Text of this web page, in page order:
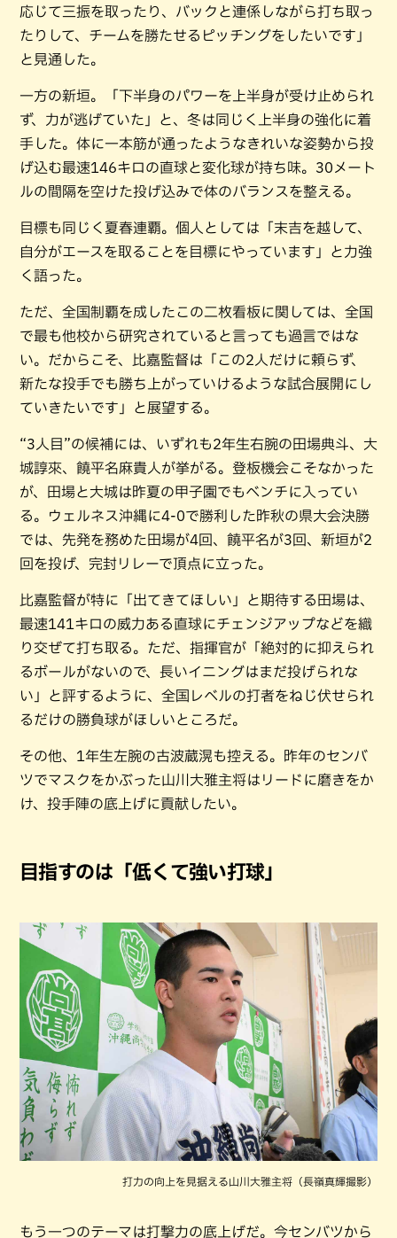
応じて三振を取ったり、バックと連係しながら打ち取っ
たりして、チームを勝たせるピッチングをしたいです」
と見通した。
一方の新垣。「下半身のパワーを上半身が受け止められ
ず、力が逃げていた」と、冬は同じく上半身の強化に着
手した。体に一本筋が通ったようなきれいな姿勢から投
げ込む最速146キロの直球と変化球が持ち味。30メート
ルの間隔を空けた投げ込みで体のバランスを整える。
目標も同じく夏春連覇。個人としては「末吉を越して、
自分がエースを取ることを目標にやっています」と力強
く語った。
ただ、全国制覇を成したこの二枚看板に関しては、全国
で最も他校から研究されていると言っても過言ではな
い。だからこそ、比嘉監督は「この2人だけに頼らず、
新たな投手でも勝ち上がっていけるような試合展開にし
ていきたいです」と展望する。
“3人目”の候補には、いずれも2年生右腕の田場典斗、大
城諄來、饒平名麻貴人が挙がる。登板機会こそなかった
が、田場と大城は昨夏の甲子園でもベンチに入ってい
る。ウェルネス沖縄に4-0で勝利した昨秋の県大会決勝
では、先発を務めた田場が4回、饒平名が3回、新垣が2
回を投げ、完封リレーで頂点に立った。
比嘉監督が特に「出てきてほしい」と期待する田場は、
最速141キロの威力ある直球にチェンジアップなどを織
り交ぜて打ち取る。ただ、指揮官が「絶対的に抑えられ
るボールがないので、長いイニングはまだ投げられな
い」と評するように、全国レベルの打者をねじ伏せられ
るだけの勝負球がほしいところだ。
その他、1年生左腕の古波蔵滉も控える。昨年のセンバ
ツでマスクをかぶった山川大雅主将はリードに磨きをか
け、投手陣の底上げに貢献したい。
目指すのは「低くて強い打球」
打力の向上を見据える山川大雅主将（長嶺真輝撮影）
もう一つのテーマは打撃力の底上げだ。今センバツから